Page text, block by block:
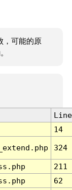
，可能的原
Line
14
324
211
62